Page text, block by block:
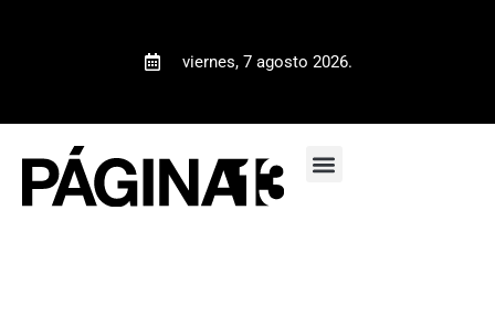
viernes, 7 agosto 2026.